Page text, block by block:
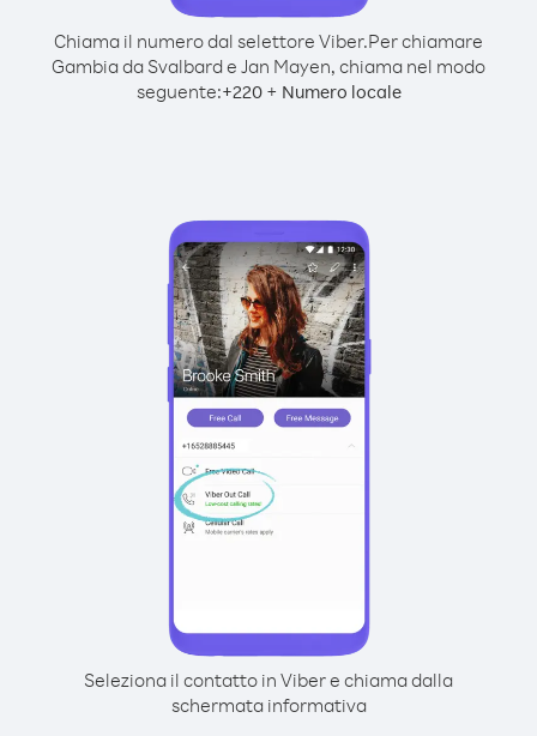
Chiama il numero dal selettore Viber.Per chiamare
Gambia da Svalbard e Jan Mayen, chiama nel modo
seguente:+220+ Numero locale
Seleziona il contatto in Viber e chiama dalla
schermata informativa